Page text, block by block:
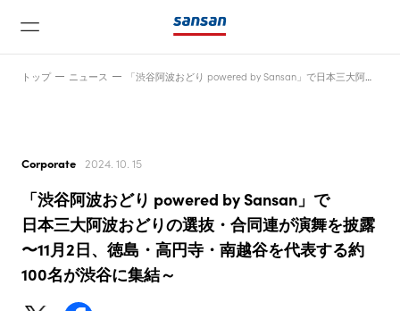
ニュース
サービス
トップ ニュース
Corporate 2024. 10. 15
「渋谷阿波おどり powered by Sansan」で
日本三大阿波おどりの選抜・合同連が演舞を披露
〜11月2日、徳島・高円寺・南越谷を代表する約
100名が渋谷に集結～